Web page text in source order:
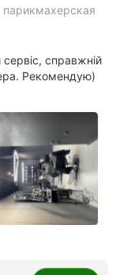
парикмахерская
справжній
Рекомендую)